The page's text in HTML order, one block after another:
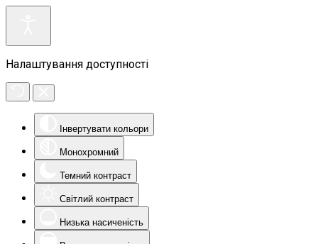
Налаштування доступності
Інвертувати кольори
Монохромний
Темний контраст
Світлий контраст
Низька насиченість